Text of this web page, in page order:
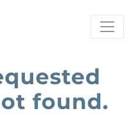
found.